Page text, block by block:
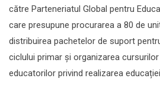
către Parteneriatul Global pentru
care presupune procurarea a 80 de
distribuirea pachetelor de suport
ciclului primar și organizarea
educatorilor privind realizarea